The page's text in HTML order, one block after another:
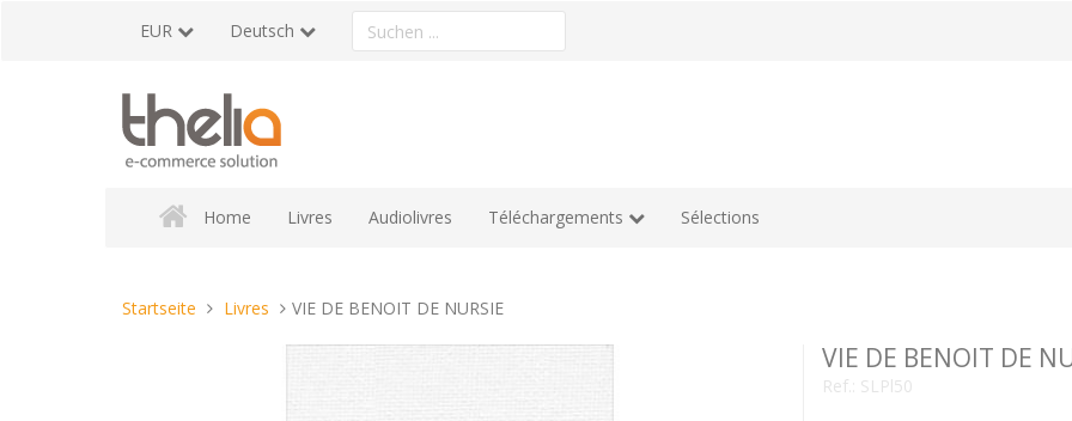
EUR Deutsch
Ein
Produkt
Home Livres Audiolivres Téléchargements Sélections
Sie
Startseite Livres VIE DE BENOIT DE NURSIE
VIE DE BENOIT DE
Ref.: SLPl50